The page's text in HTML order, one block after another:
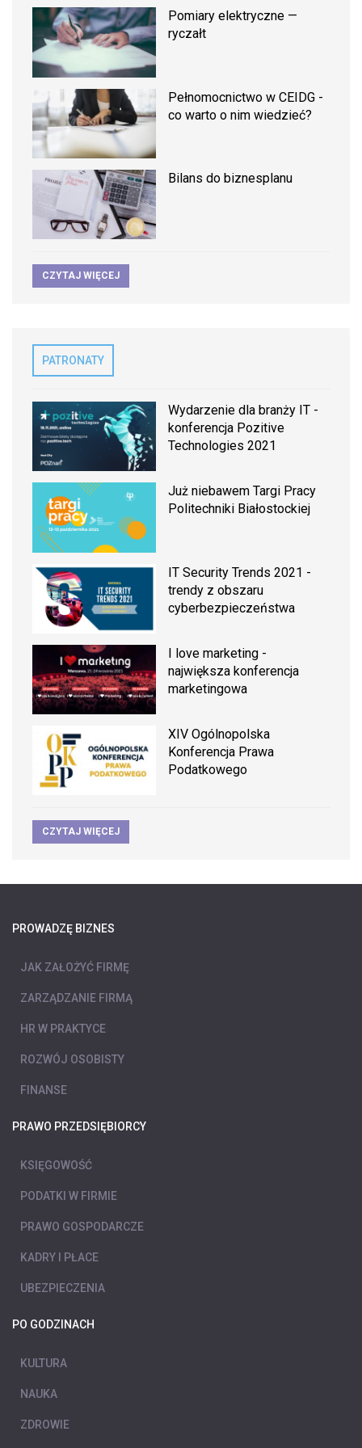
Pomiary elektryczne —
ryczałt
Pełnomocnictwo w CEIDG -
co warto o nim wiedzieć?
Bilans do biznesplanu
CZYTAJ WIĘCEJ
PATRONATY
Wydarzenie dla branży IT -
konferencja Pozitive
Technologies 2021
Już niebawem Targi Pracy
Politechniki Białostockiej
IT Security Trends 2021 -
trendy z obszaru
cyberbezpieczeństwa
I love marketing -
największa konferencja
marketingowa
XIV Ogólnopolska
Konferencja Prawa
Podatkowego
CZYTAJ WIĘCEJ
PROWADZĘ BIZNES
JAK ZAŁOŻYĆ FIRMĘ
ZARZĄDZANIE FIRMĄ
HR W PRAKTYCE
ROZWÓJ OSOBISTY
FINANSE
PRAWO PRZEDSIĘBIORCY
KSIĘGOWOŚĆ
PODATKI W FIRMIE
PRAWO GOSPODARCZE
KADRY I PŁACE
UBEZPIECZENIA
PO GODZINACH
KULTURA
NAUKA
ZDROWIE